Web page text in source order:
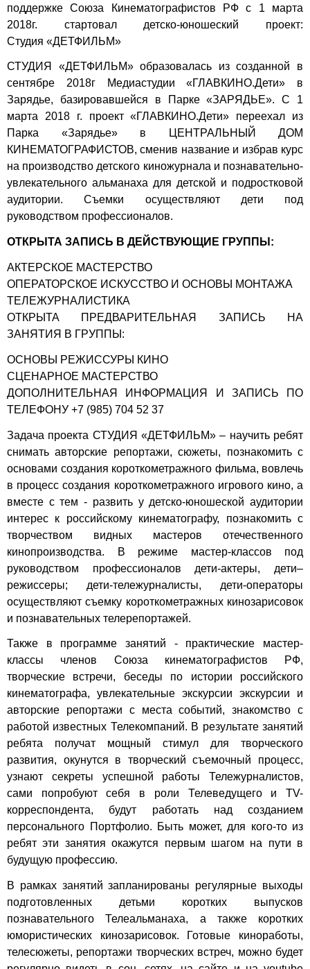
поддержке Союза Кинематографистов РФ с 1 марта
2018г. стартовал детско-юношеский проект:
Студия «ДЕТФИЛЬМ»
СТУДИЯ «ДЕТФИЛЬМ»образовалась из созданной в
сентябре 2018г Медиастудии «ГЛАВКИНО.Дети» в
Зарядье, базировавшейся в Парке «ЗАРЯДЬЕ». С 1
марта 2018 г. проект «ГЛАВКИНО.Дети» переехал из
Парка «Зарядье» в ЦЕНТРАЛЬНЫЙ ДОМ
КИНЕМАТОГРАФИСТОВ, сменив название и избрав курс
на производство детского киножурнала и познавательно-
увлекательного альманаха для детской и подростковой
аудитории. Съемки осуществляют дети под
руководством профессионалов.
ОТКРЫТА ЗАПИСЬ В ДЕЙСТВУЮЩИЕ ГРУППЫ:
АКТЕРСКОЕ МАСТЕРСТВО
ОПЕРАТОРСКОЕ ИСКУССТВО И ОСНОВЫ МОНТАЖА
ТЕЛЕЖУРНАЛИСТИКА
ОТКРЫТА ПРЕДВАРИТЕЛЬНАЯ ЗАПИСЬ НА
ЗАНЯТИЯ В ГРУППЫ:
ОСНОВЫ РЕЖИССУРЫ КИНО
СЦЕНАРНОЕ МАСТЕРСТВО
ДОПОЛНИТЕЛЬНАЯ ИНФОРМАЦИЯ И ЗАПИСЬ ПО
ТЕЛЕФОНУ +7 (985) 704 52 37
Задача проекта СТУДИЯ «ДЕТФИЛЬМ» – научить ребят
снимать авторские репортажи, сюжеты, познакомить с
основами создания короткометражного фильма, вовлечь
в процесс создания короткометражного игрового кино, а
вместе с тем - развить у детско-юношеской аудитории
интерес к российскому кинематографу, познакомить с
творчеством видных мастеров отечественного
кинопроизводства. В режиме мастер-классов под
руководством профессионалов дети-актеры, дети–
режиссеры; дети-тележурналисты, дети-операторы
осуществляют съемку короткометражных кинозарисовок
и познавательных телерепортажей.
Также в программе занятий - практические мастер-
классы членов Союза кинематографистов РФ,
творческие встречи, беседы по истории российского
кинематографа, увлекательные экскурсии экскурсии и
авторские репортажи с места событий, знакомство с
работой известных Телекомпаний. В результате занятий
ребята получат мощный стимул для творческого
развития, окунутся в творческий съемочный процесс,
узнают секреты успешной работы Тележурналистов,
сами попробуют себя в роли Телеведущего и TV-
корреспондента, будут работать над созданием
персонального Портфолио. Быть может, для кого-то из
ребят эти занятия окажутся первым шагом на пути в
будущую профессию.
В рамках занятий запланированы регулярные выходы
подготовленных детьми коротких выпусков
познавательного Телеальманаха, а также коротких
юмористических кинозарисовок. Готовые киноработы,
телесюжеты, репортажи творческих встреч, можно будет